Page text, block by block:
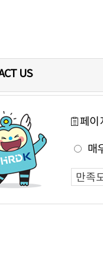
US
페이
매